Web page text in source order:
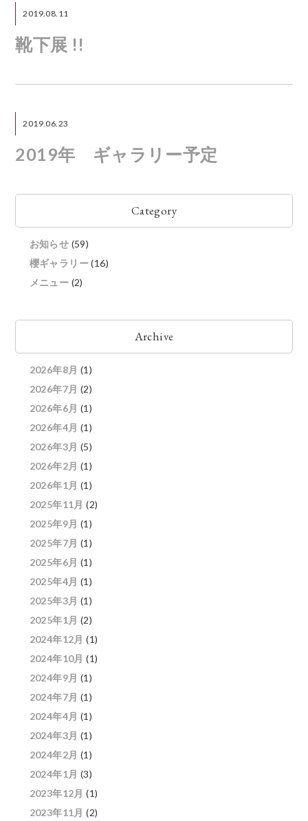
2019.08.11
靴下展 !!
2019.06.23
2019年 ギャラリー予定
Category
お知らせ (59)
櫻ギャラリー(16)
メニュー (2)
Archive
2026年8月 (1)
2026年7月 (2)
2026年6月 (1)
2026年4月 (1)
2026年3月 (5)
2026年2月 (1)
2026年1月 (1)
2025年11月 (2)
2025年9月 (1)
2025年7月 (1)
2025年6月 (1)
2025年4月 (1)
2025年3月 (1)
2025年1月 (2)
2024年12月 (1)
2024年10月 (1)
2024年9月 (1)
2024年7月 (1)
2024年4月 (1)
2024年3月 (1)
2024年2月 (1)
2024年1月 (3)
2023年12月 (1)
2023年11月 (2)